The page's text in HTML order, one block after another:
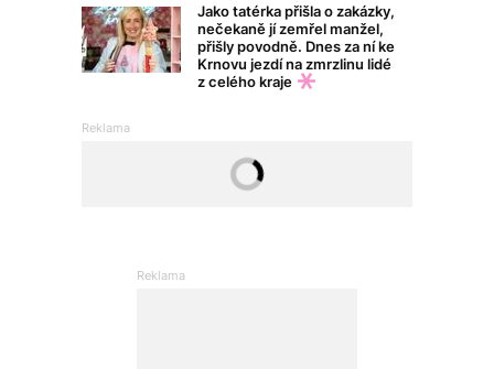
Jako tatérka přišla o zakázky,
nečekaně jí zemřel manžel,
přišly povodně. Dnes za ní ke
Krnovu jezdí na zmrzlinu lidé
z celého kraje